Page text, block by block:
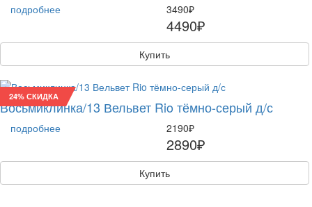
подробнее 3490₽
4490₽
Купить
24% СКИДКА
Восьмиклинка/13 Вельвет Rio тёмно-серый д/с
подробнее 2190₽
2890₽
Купить